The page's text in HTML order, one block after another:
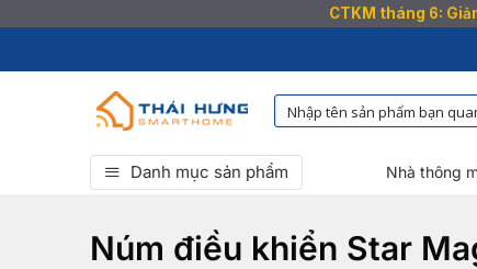
CTKM tháng 6:
qua
Danh mục sản phẩm Nhà thông
Núm điều khiển Star